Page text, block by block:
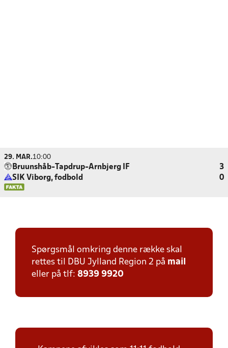
29. MAR.10:00
Bruunshåb-Tapdrup-Arnbjerg IF
3
SIK Viborg, fodbold
0
Spørgsmål omkring denne række skal
rettes til DBU Jylland Region 2 på mail
eller på tlf: 8939 9920